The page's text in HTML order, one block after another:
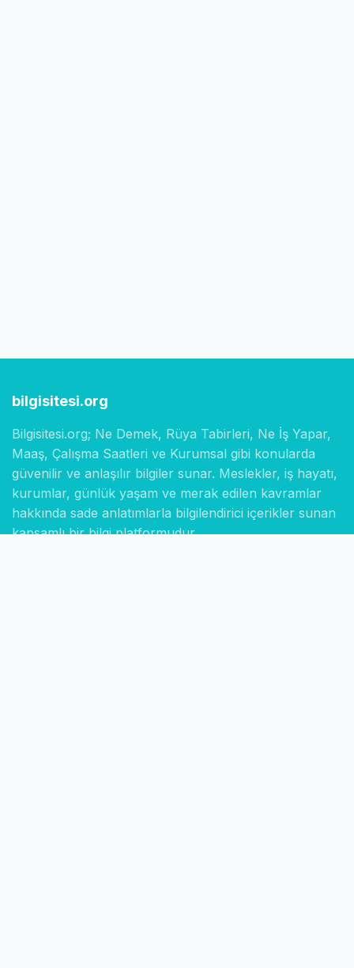
bilgisitesi.org
Bilgisitesi.org; Ne Demek, Rüya Tabirleri, Ne İş Yapar,
Maaş, Çalışma Saatleri ve Kurumsal gibi konularda
güvenilir ve anlaşılır bilgiler sunar. Meslekler, iş hayatı,
kurumlar, günlük yaşam ve merak edilen kavramlar
hakkında sade anlatımlarla bilgilendirici içerikler sunan
kapsamlı bir bilgi platformudur.